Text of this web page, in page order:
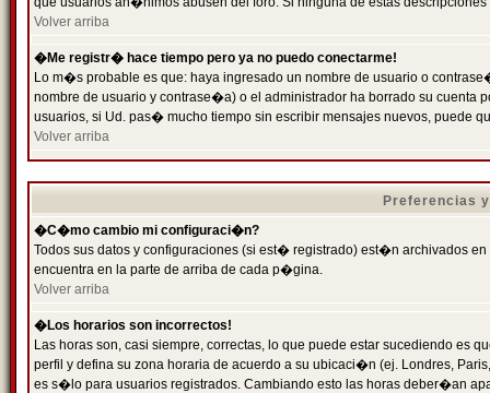
Volver arriba
�Me registr� hace tiempo pero ya no puedo conectarme!
Lo m�s probable es que: haya ingresado un nombre de usuario o
nombre de usuario y contrase�a) o el administrador ha borrado su
usuarios, si Ud. pas� mucho tiempo sin escribir mensajes nuevos, puede
Volver arriba
Preferencias
�C�mo cambio mi configuraci�n?
Todos sus datos y configuraciones (si est� registrado) est�n archivados
encuentra en la parte de arriba de cada p�gina.
Volver arriba
�Los horarios son incorrectos!
Las horas son, casi siempre, correctas, lo que puede estar sucediendo es
perfil y defina su zona horaria de acuerdo a su ubicaci�n (ej. Londres,
es s�lo para usuarios registrados. Cambiando esto las horas deber�an